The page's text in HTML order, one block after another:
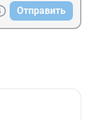
Отправить